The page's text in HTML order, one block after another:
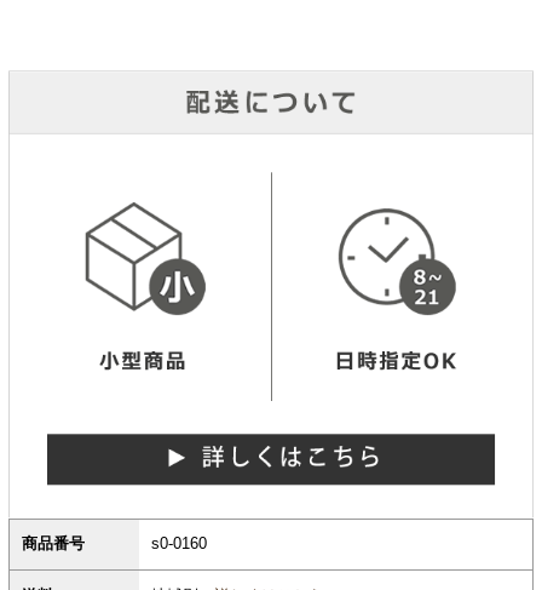
商品番号 s0-0160